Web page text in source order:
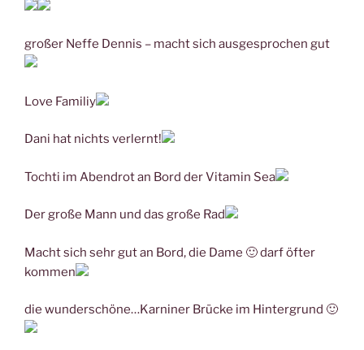
großer Neffe Dennis – macht sich ausgesprochen gut
Love Familiy
Dani hat nichts verlernt!
Tochti im Abendrot an Bord der Vitamin Sea
Der große Mann und das große Rad
Macht sich sehr gut an Bord, die Dame 🙂 darf öfter
kommen
die wunderschöne…Karniner Brücke im Hintergrund 🙂